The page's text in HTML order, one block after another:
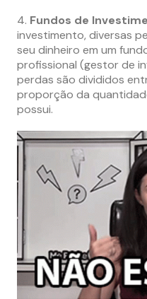
4. Fundos de
investimento, diversas
seu dinheiro em um
profissional (gestor de
perdas são divididos
proporção da
possui.